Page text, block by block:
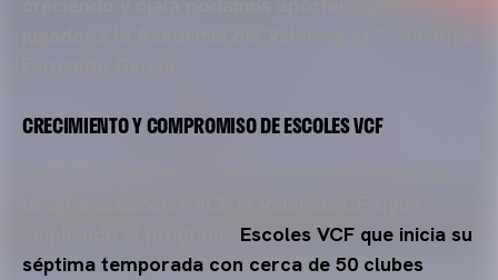
CRECIMIENTO Y COMPROMISO DE ESCOLES VCF
Escoles VCF que inicia su
séptima temporada con cerca de 50 clubes